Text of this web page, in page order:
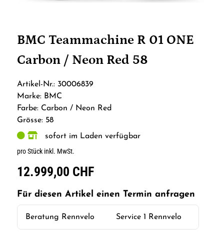
BMC Teammachine R 01 ONE
Carbon / Neon Red 58
Artikel-Nr.: 30006839
Marke: BMC
Farbe: Carbon / Neon Red
Grösse: 58
sofort im Laden verfügbar
pro Stück inkl. MwSt.
12.999,00 CHF
Für diesen Artikel einen Termin anfragen
Beratung Rennvelo Service 1 Rennvelo